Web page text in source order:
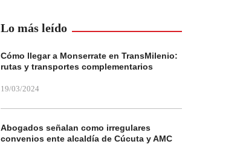
Lo más leído
Cómo llegar a Monserrate en TransMilenio:
rutas y transportes complementarios
19/03/2024
Abogados señalan como irregulares
convenios ente alcaldía de Cúcuta y AMC